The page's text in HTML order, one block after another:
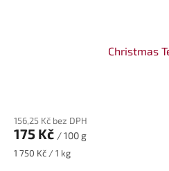
Christmas
156,25 Kč bez DPH
175 Kč / 100 g
Měrná
1 750 Kč / 1 kg